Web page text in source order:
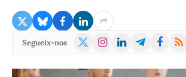
Segueix-nos
X
Instagram
LinkedInTelegramFacebook
RSS